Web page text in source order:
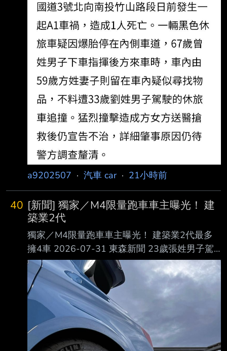
記者 : 江良誠／南投即時報導 : 國道3號北向
240.2公里南投竹山路段，3日下午發生死亡車
禍！1輛休旅車疑因爆胎停在內 : 側車道，後方
車輛疑未注意前方狀
a9202507 · 汽車 car· 21小時前
40 [新聞] 獨家／M4限量跑車車主曝光！ 建
築業2代
獨家／M4限量跑車車主曝光！ 建築業2代最多
擁4車 2026-07-31 東森新聞 23歲張姓男子駕
駛的限量BMW M4跑車30日晚間在高雄漢神巨
蛋旁撞毀科技執法設備。（圖 ／東森新聞） 昨
（30日）晚間，一輛雙門跑車行經高雄漢神巨蛋
旁，疑似因車速過快打滑，逆向撞上測 速桿，
導致科技執法設備損壞，車輛也嚴重毀損。副駕
乘客表示，這輛限量跑車是他的， 當時借朋友
開，沒想到會發生意外，非常後悔。 23歲跑車